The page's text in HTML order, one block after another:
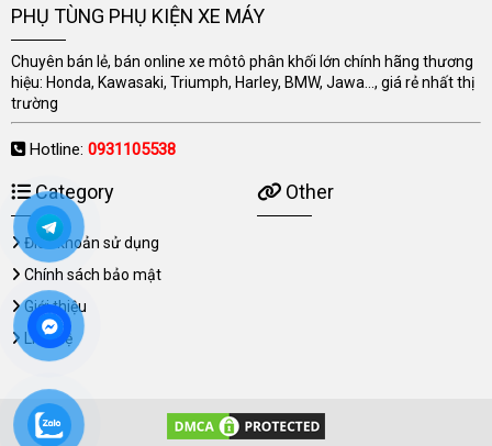
PHỤ TÙNG PHỤ KIỆN XE MÁY
Chuyên bán lẻ, bán online xe môtô phân khối lớn chính hãng thương
hiệu: Honda, Kawasaki, Triumph, Harley, BMW, Jawa..., giá rẻ nhất thị
trường
Hotline: 0931105538
Category
Điều khoản sử dụng
Chính sách bảo mật
Giới thiệu
Liên hệ
Other